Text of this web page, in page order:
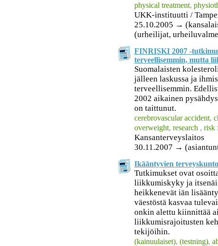
physical treatment,
UKK-instituutti /
25.10.2005 →
(urheilijat,
FINRISKI 2007 -
terveellisemmin, mutta
Suomalaisten
jälleen laskussa ja
terveellisemmin.
2002 aikainen
on taittunut.
cerebrovascular accident,
overweight, research , risk
Kansanterveyslaitos
30.11.2007 →
Ikääntyvien
Tutkimukset ovat
liikkumiskyky ja
heikkenevät iän
väestöstä kasvaa
onkin alettu kiinnittää
liikkumisrajoitusten
tekijöihin.
(kainuulaiset), (testning),